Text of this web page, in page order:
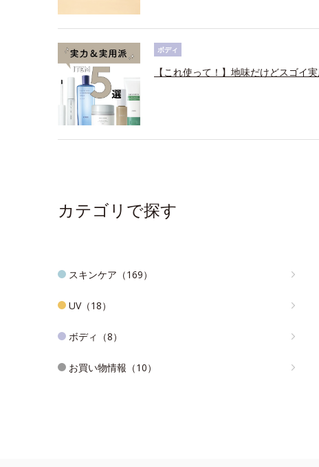
ボディ
【これ使って！】地味だけどスゴイ
カテゴリで探す
スキンケア（169）
UV（18）
ボディ（8）
お買い物情報（10）